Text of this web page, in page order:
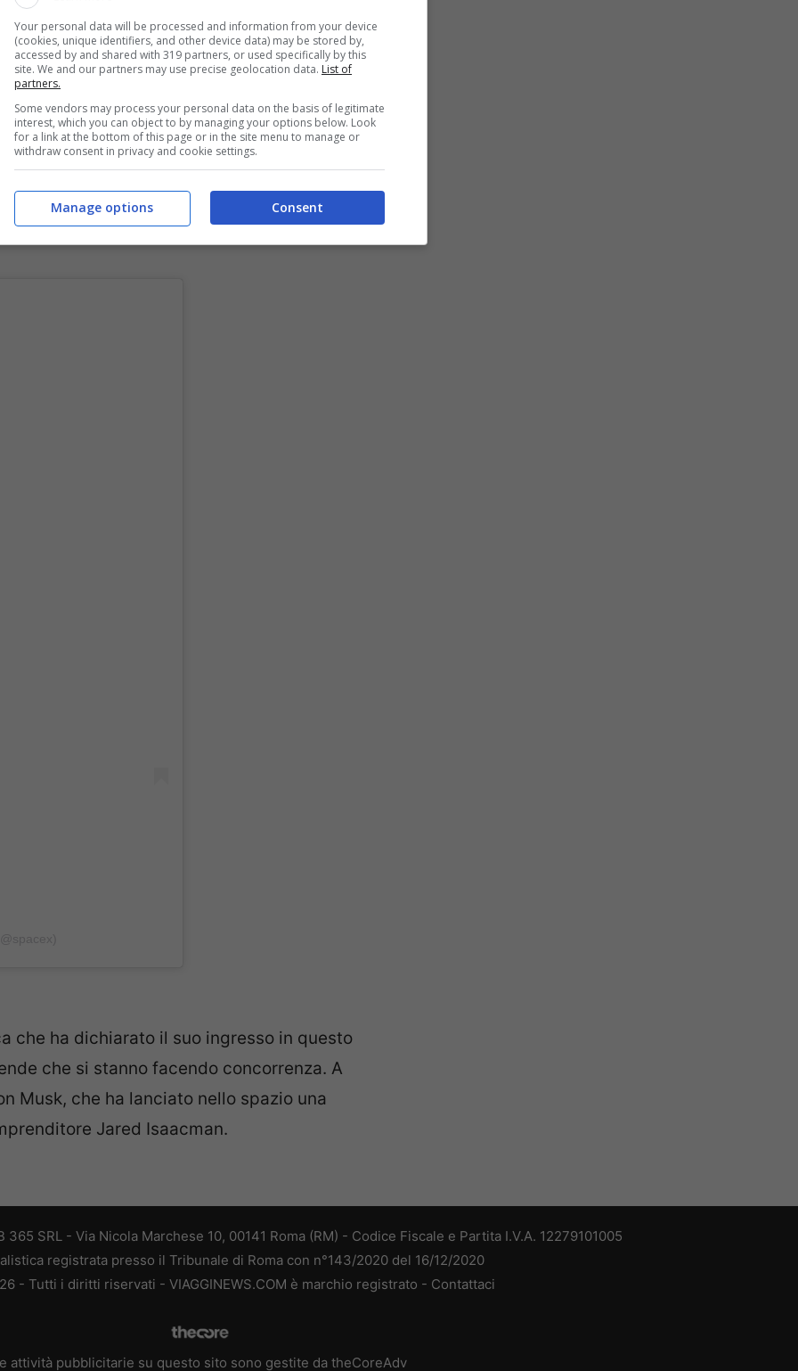
altre realtà concorrenti
la vendita dei biglietti le sue azioni
ma non abbastanza da rassicurare gli
in pari solo nel 2027 nonostante il
personalità influenti sia della politica
che ha dichiarato il suo ingresso in questo
che si stanno facendo concorrenza. A
Musk, che ha lanciato nello spazio una
Jared Isaacman.
SRL - Via Nicola Marchese 10, 00141 Roma (RM) - Codice Fiscale e Partita I.V.A. 12279101005
registrata presso il Tribunale di Roma con n°143/2020 del 16/12/2020
- Tutti i diritti riservati - VIAGGINEWS.COM è marchio registrato - Contattaci
attività pubblicitarie su questo sito sono gestite da theCoreAdv
Your personal data will be processed and information from your device
(cookies, unique identifiers, and other device data) may be stored by,
accessed by and shared with 319 partners, or used specifically by this
site. We and our partners may use precise geolocation data. List of
partners.
Some vendors may process your personal data on the basis of legitimate
interest, which you can object to by managing your options below. Look
for a link at the bottom of this page or in the site menu to manage or
withdraw consent in privacy and cookie settings.
Consent
Manage options